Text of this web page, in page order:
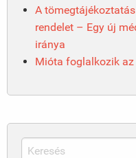
A
rendelet – Egy új
iránya
Mióta foglalkozik az